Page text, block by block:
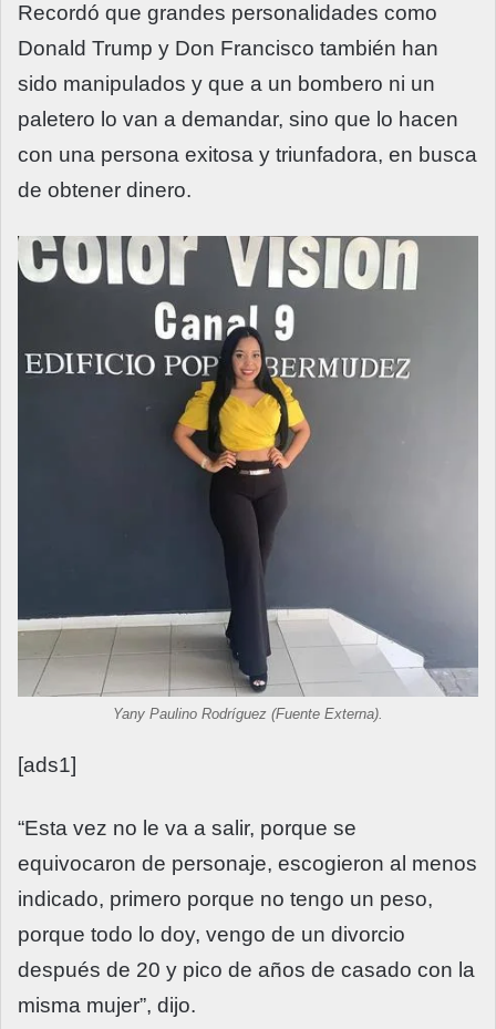
Recordó que grandes personalidades como
Donald Trump y Don Francisco también han
sido manipulados y que a un bombero ni un
paletero lo van a demandar, sino que lo hacen
con una persona exitosa y triunfadora, en busca
de obtener dinero.
Yany Paulino Rodríguez (Fuente Externa).
[ads1]
“Esta vez no le va a salir, porque se
equivocaron de personaje, escogieron al menos
indicado, primero porque no tengo un peso,
porque todo lo doy, vengo de un divorcio
después de 20 y pico de años de casado con la
misma mujer”, dijo.